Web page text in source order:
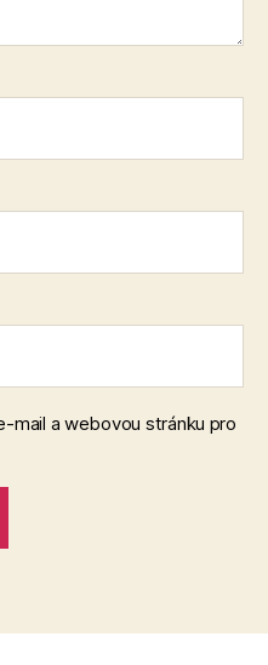
mail a webovou stránku pro